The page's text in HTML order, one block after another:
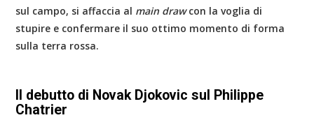
sul campo, si affaccia al main drawcon la voglia di
stupire e confermare il suo ottimo momento di forma
sulla terra rossa.
Il debutto di Novak Djokovic sul Philippe
Chatrier